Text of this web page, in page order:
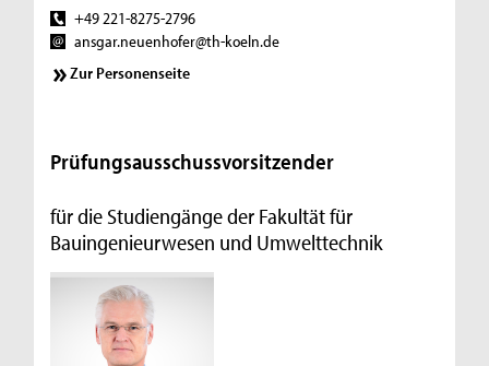
+49 221-8275-2796
ansgar.neuenhofer@th-koeln.de
Zur Personenseite
Prüfungsausschussvorsitzender
für die Studiengänge der Fakultät für
Bauingenieurwesen und Umwelttechnik